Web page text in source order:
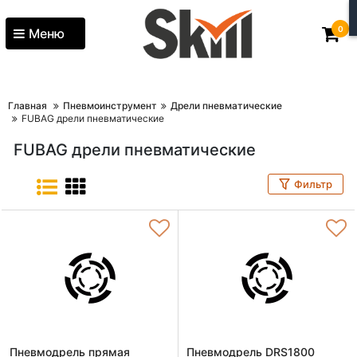
Меню 0
Главная Пневмоинструмент
Дрели пневматические
FUBAG дрели пневматические
FUBAG дрели пневматические
Фильтр
Пневмодрель прямая
Пневмодрель DRS1800